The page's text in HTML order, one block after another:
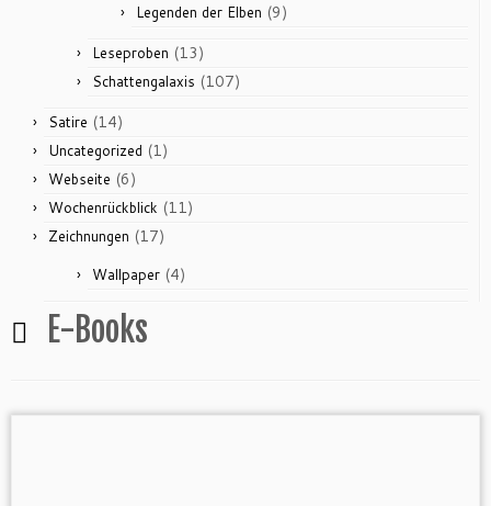
Legenden der Elben (9)
Leseproben (13)
Schattengalaxis (107)
Satire (14)
Uncategorized (1)
Webseite (6)
Wochenrückblick (11)
Zeichnungen (17)
Wallpaper (4)
E-Books